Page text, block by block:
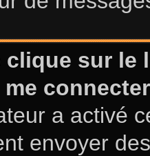
sur le
a activé
envoyer